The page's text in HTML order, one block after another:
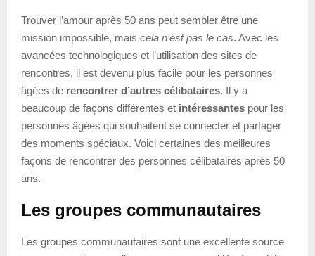
Trouver l’amour après 50 ans peut sembler être une
mission impossible, mais cela n’est pas le cas. Avec les
avancées technologiques et l’utilisation des sites de
rencontres, il est devenu plus facile pour les personnes
âgées de rencontrer d’autres célibataires. Il y a
beaucoup de façons différentes et intéressantes pour les
personnes âgées qui souhaitent se connecter et partager
des moments spéciaux. Voici certaines des meilleures
façons de rencontrer des personnes célibataires après 50
ans.
Les groupes communautaires
Les groupes communautaires sont une excellente source